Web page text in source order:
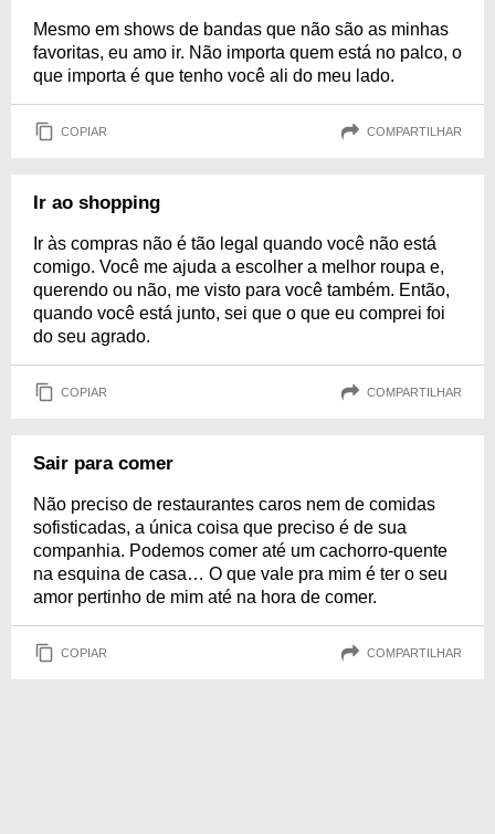
Mesmo em shows de bandas que não são as minhas
favoritas, eu amo ir. Não importa quem está no palco, o
que importa é que tenho você ali do meu lado.
COPIAR COMPARTILHAR
Ir ao shopping
Ir às compras não é tão legal quando você não está
comigo. Você me ajuda a escolher a melhor roupa e,
querendo ou não, me visto para você também. Então,
quando você está junto, sei que o que eu comprei foi
do seu agrado.
COPIAR COMPARTILHAR
Sair para comer
Não preciso de restaurantes caros nem de comidas
sofisticadas, a única coisa que preciso é de sua
companhia. Podemos comer até um cachorro-quente
na esquina de casa… O que vale pra mim é ter o seu
amor pertinho de mim até na hora de comer.
COPIAR COMPARTILHAR